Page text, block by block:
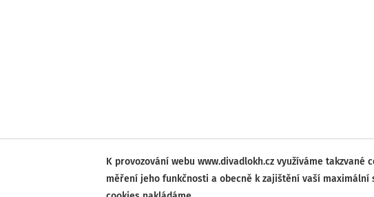
K provozování webu www.divadlokh.cz využíváme
měření jeho funkčnosti a obecně k zajištění vaší